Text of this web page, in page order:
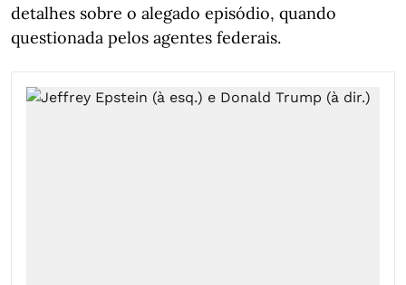
detalhes sobre o alegado episódio, quando
questionada pelos agentes federais.